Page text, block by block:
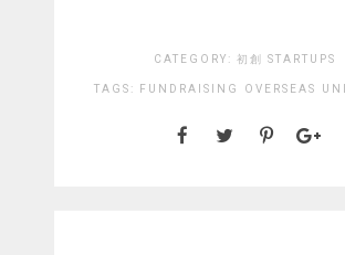
CATEGORY: 初創 STARTUPS
TAGS: FUNDRAISING OVERSEAS